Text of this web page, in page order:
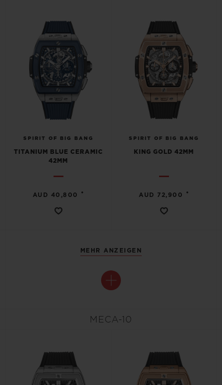
SPIRIT OF BIG BANG
TITANIUM BLUE CERAMIC
42MM
AUD 40,800 •
SPIRIT OF BIG BANG
KING GOLD 42MM
AUD 72,900 •
MEHR ANZEIGEN
MECA-10